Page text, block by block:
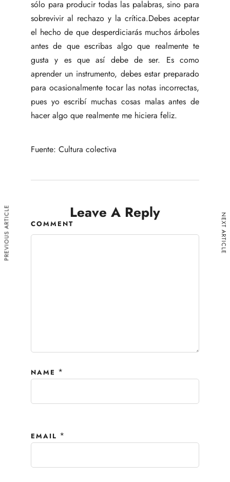
sólo para producir todas las palabras, sino para
sobrevivir al rechazo y la crítica.Debes aceptar
el hecho de que desperdiciarás muchos árboles
antes de que escribas algo que realmente te
gusta y es que así debe de ser. Es como
aprender un instrumento, debes estar preparado
para ocasionalmente tocar las notas incorrectas,
pues yo escribí muchas cosas malas antes de
hacer algo que realmente me hiciera feliz.
Fuente: Cultura colectiva
Leave A Reply
COMMENT
NAME *
EMAIL *
PREVIOUS ARTICLE NEXT ARTICLE